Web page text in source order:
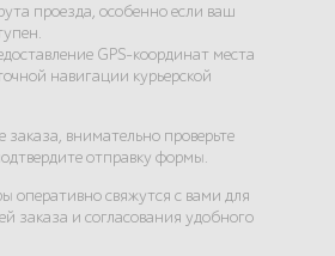
проезда, особенно если ваш
GPS-координат места
навигации курьерской
внимательно проверьте
отправку формы.
оперативно свяжутся с вами для
заказа и согласования удобного